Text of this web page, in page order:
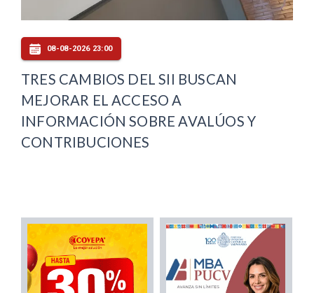
08-08-2026 23:00
TRES CAMBIOS DEL SII BUSCAN
MEJORAR EL ACCESO A
INFORMACIÓN SOBRE AVALÚOS Y
CONTRIBUCIONES